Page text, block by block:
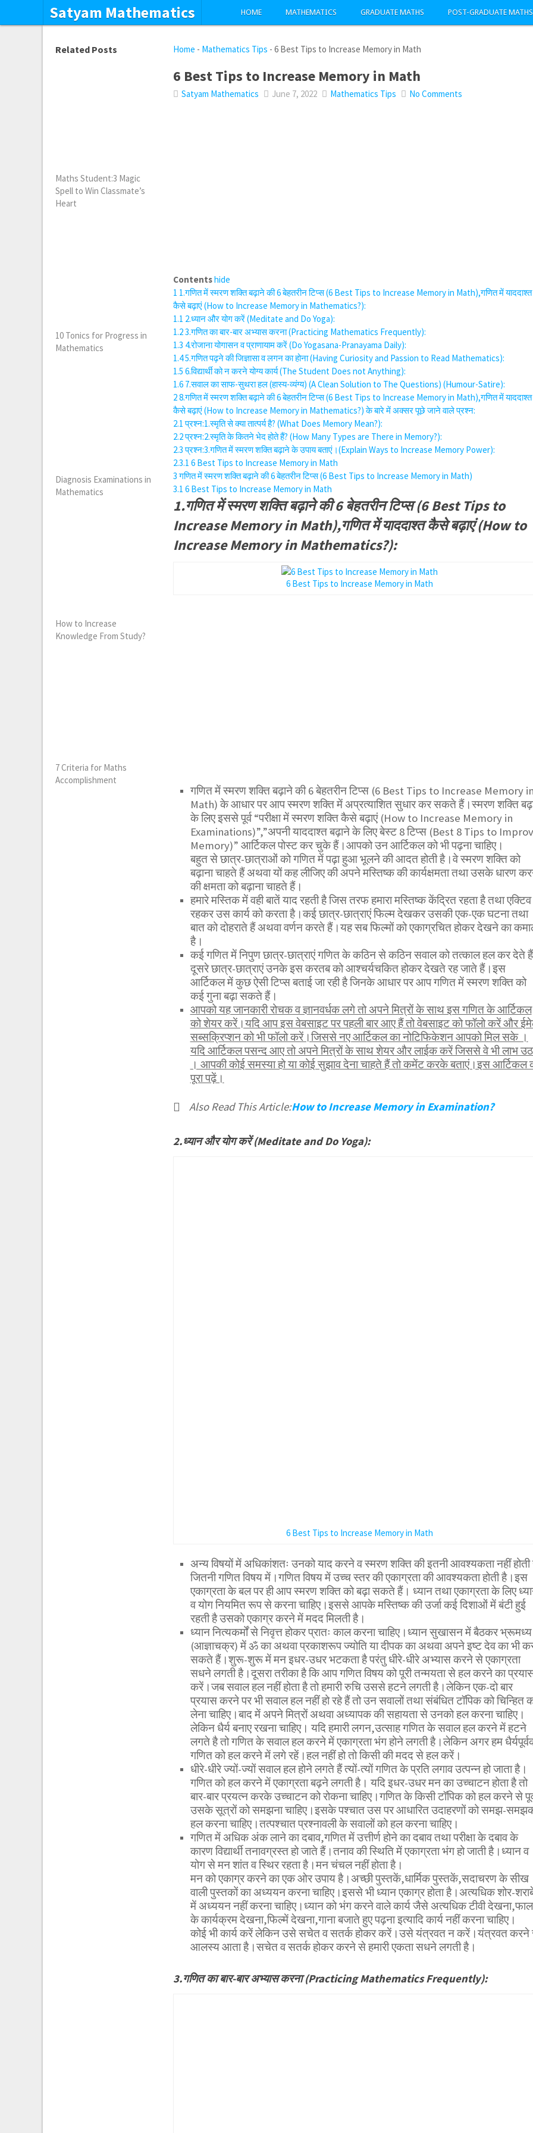
Satyam Mathematics HOME MATHEMATICS GRADUATE MATHS POST-GRADUATE MATHS
Home - Mathematics Tips -6 Best Tips to Increase Memory in Math
6 Best Tips to Increase Memory in Math
Satyam Mathematics June 7, 2022 Mathematics Tips No Comments
Contentshide
1 1.गणित में स्मरण शक्ति बढ़ाने की 6 बेहतरीन टिप्स (6 Best Tips to Increase Memory in Math),गणित में याददाश्त
कैसे बढ़ाएं (How to Increase Memory in Mathematics?):
1.1 2.ध्यान और योग करें (Meditate and Do Yoga):
1.23.गणित का बार-बार अभ्यास करना (Practicing Mathematics Frequently):
1.3 4.रोजाना योगासन व प्राणायाम करें (Do Yogasana-Pranayama Daily):
1.45.गणित पढ़ने की जिज्ञासा व लगन का होना (Having Curiosity and Passion to Read Mathematics):
1.5 6.विद्यार्थी को न करने योग्य कार्य (The Student Does not Anything):
1.6 7.सवाल का साफ-सुथरा हल (हास्य-व्यंग्य) (A Clean Solution to The Questions) (Humour-Satire):
28.गणित में स्मरण शक्ति बढ़ाने की 6 बेहतरीन टिप्स (6 Best Tips to Increase Memory in Math),गणित में याददाश्त
कैसे बढ़ाएं (How to Increase Memory in Mathematics?) के बारे में अक्सर पूछे जाने वाले प्रश्न:
2.1 प्रश्न:1.स्मृति से क्या तात्पर्य है? (What Does Memory Mean?):
2.2प्रश्न:2.स्मृति के कितने भेद होते हैं? (How Many Types are There in Memory?):
2.3 प्रश्न:3.गणित में स्मरण शक्ति बढ़ाने के उपाय बताएं।(Explain Ways to Increase Memory Power):
2.3.1 6 Best Tips to Increase Memory in Math
3 गणित में स्मरण शक्ति बढ़ाने की 6 बेहतरीन टिप्स (6 Best Tips to Increase Memory in Math)
3.1 6 Best Tips to Increase Memory in Math
1.गणित में स्मरण शक्ति बढ़ाने की 6 बेहतरीन टिप्स (6 Best Tips to
Increase Memory in Math),गणित में याददाश्त कैसे बढ़ाएं (How to
Increase Memory in Mathematics?):
6 Best Tips to Increase Memory in Math
गणित में स्मरण शक्ति बढ़ाने की 6 बेहतरीन टिप्स (6 Best Tips to Increase Memory
Math) के आधार पर आप स्मरण शक्ति में अप्रत्याशित सुधार कर सकते हैं।स्मरण शक्ति
के लिए इससे पूर्व “परीक्षा में स्मरण शक्ति कैसे बढ़ाएं (How to Increase Memory in
Examinations)”,”अपनी याददाश्त बढ़ाने के लिए बेस्ट 8 टिप्स (Best 8 Tips to
Memory)” आर्टिकल पोस्ट कर चुके हैं।आपको उन आर्टिकल को भी पढ़ना चाहिए।
बहुत से छात्र-छात्राओं को गणित में पढ़ा हुआ भूलने की आदत होती है।वे स्मरण शक्ति को
बढ़ाना चाहते हैं अथवा यों कह लीजिए की अपने मस्तिष्क की कार्यक्षमता तथा उसके धारण
की क्षमता को बढ़ाना चाहते हैं।
हमारे मस्तिक में वही बातें याद रहती है जिस तरफ हमारा मस्तिष्क केंद्रित रहता है तथा एक्टिव
रहकर उस कार्य को करता है।कई छात्र-छात्राएं फिल्म देखकर उसकी एक-एक घटना तथा
बात को दोहराते हैं अथवा वर्णन करते हैं।यह सब फिल्मों को एकाग्रचित होकर देखने का
है।
कई गणित में निपुण छात्र-छात्राएं गणित के कठिन से कठिन सवाल को तत्काल हल कर देते
दूसरे छात्र-छात्राएं उनके इस करतब को आश्चर्यचकित होकर देखते रह जाते हैं।इस
आर्टिकल में कुछ ऐसी टिप्स बताई जा रही है जिनके आधार पर आप गणित में स्मरण शक्ति को
कई गुना बढ़ा सकते हैं।
आपको यह जानकारी रोचक व ज्ञानवर्धक लगे तो अपने मित्रों के साथ इस गणित के आर्टिकल
को शेयर करें।यदि आप इस वेबसाइट पर पहली बार आए हैं तो वेबसाइट को फॉलो करें और
सब्सक्रिप्शन को भी फॉलो करें।जिससे नए आर्टिकल का नोटिफिकेशन आपको मिल सके ।
यदि आर्टिकल पसन्द आए तो अपने मित्रों के साथ शेयर और लाईक करें जिससे वे भी लाभ
। आपकी कोई समस्या हो या कोई सुझाव देना चाहते हैं तो कमेंट करके बताएं।इस आर्टिकल
पूरा पढ़ें।
Also Read This Article:How to Increase Memory in Examination?
2.ध्यान और योग करें (Meditate and Do Yoga):
6 Best Tips to Increase Memory in Math
अन्य विषयों में अधिकांशतः उनको याद करने व स्मरण शक्ति की इतनी आवश्यकता नहीं होती
जितनी गणित विषय में।गणित विषय में उच्च स्तर की एकाग्रता की आवश्यकता होती है।इस
एकाग्रता के बल पर ही आप स्मरण शक्ति को बढ़ा सकते हैं। ध्यान तथा एकाग्रता के लिए
व योग नियमित रूप से करना चाहिए।इससे आपके मस्तिष्क की उर्जा कई दिशाओं में बंटी हुई
रहती है उसको एकाग्र करने में मदद मिलती है।
ध्यान नित्यकर्मों से निवृत्त होकर प्रातः काल करना चाहिए।ध्यान सुखासन में बैठकर भ्रूमध्य
(आज्ञाचक्र) में ॐ का अथवा प्रकाशरूप ज्योति या दीपक का अथवा अपने इष्ट देव का भी
सकते हैं।शुरू-शुरू में मन इधर-उधर भटकता है परंतु धीरे-धीरे अभ्यास करने से एकाग्रता
सधने लगती है।दूसरा तरीका है कि आप गणित विषय को पूरी तन्मयता से हल करने का
करें।जब सवाल हल नहीं होता है तो हमारी रुचि उससे हटने लगती है।लेकिन एक-दो बार
प्रयास करने पर भी सवाल हल नहीं हो रहे हैं तो उन सवालों तथा संबंधित टॉपिक को चिन्हित
लेना चाहिए।बाद में अपने मित्रों अथवा अध्यापक की सहायता से उनको हल करना चाहिए।
लेकिन धैर्य बनाए रखना चाहिए। यदि हमारी लगन,उत्साह गणित के सवाल हल करने में हटने
लगते है तो गणित के सवाल हल करने में एकाग्रता भंग होने लगती है।लेकिन अगर हम
गणित को हल करने में लगे रहें।हल नहीं हो तो किसी की मदद से हल करें।
धीरे-धीरे ज्यों-ज्यों सवाल हल होने लगते हैं त्यों-त्यों गणित के प्रति लगाव उत्पन्न हो जाता है।
गणित को हल करने में एकाग्रता बढ़ने लगती है। यदि इधर-उधर मन का उच्चाटन होता है तो
बार-बार प्रयत्न करके उच्चाटन को रोकना चाहिए।गणित के किसी टॉपिक को हल करने से
उसके सूत्रों को समझना चाहिए।इसके पश्चात उस पर आधारित उदाहरणों को समझ-
हल करना चाहिए।तत्पश्चात प्रश्नावली के सवालों को हल करना चाहिए।
गणित में अधिक अंक लाने का दबाव,गणित में उत्तीर्ण होने का दबाव तथा परीक्षा के दबाव के
कारण विद्यार्थी तनावग्रस्त हो जाते हैं।तनाव की स्थिति में एकाग्रता भंग हो जाती है।ध्यान व
योग से मन शांत व स्थिर रहता है।मन चंचल नहीं होता है।
मन को एकाग्र करने का एक ओर उपाय है।अच्छी पुस्तकें,धार्मिक पुस्तकें,सदाचरण के सीख
वाली पुस्तकों का अध्ययन करना चाहिए।इससे भी ध्यान एकाग्र होता है।अत्यधिक शोर-
में अध्ययन नहीं करना चाहिए।ध्यान को भंग करने वाले कार्य जैसे अत्यधिक टीवी
के कार्यक्रम देखना,फिल्में देखना,गाना बजाते हुए पढ़ना इत्यादि कार्य नहीं करना चाहिए।
कोई भी कार्य करें लेकिन उसे सचेत व सतर्क होकर करें।उसे यंत्रवत न करें।यंत्रवत करने
आलस्य आता है।सचेत व सतर्क होकर करने से हमारी एकता सधने लगती है।
3.गणित का बार-बार अभ्यास करना (Practicing Mathematics Frequently):
Related Posts
Maths Student:3 Magic
Spell to Win Classmate’s
Heart
10 Tonics for Progress in
Mathematics
Diagnosis Examinations in
Mathematics
How to Increase
Knowledge From Study?
7 Criteria for Maths
Accomplishment